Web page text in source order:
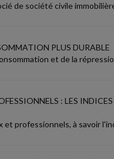
de société civile
PLUS DURABLE
et de la
: LES
professionnels, à savoir